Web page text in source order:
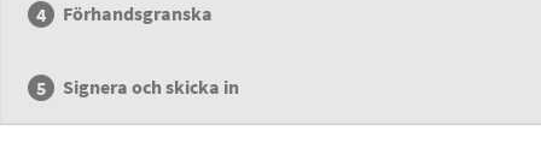
Förhandsgranska
Signera och skicka in